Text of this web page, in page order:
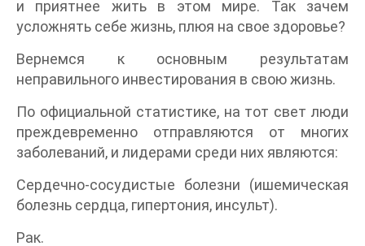
и приятнее жить в этом мире. Так зачем
усложнять себе жизнь, плюя на свое здоровье?
Вернемся к основным результатам
неправильного инвестирования в свою жизнь.
По официальной статистике, на тот свет люди
преждевременно отправляются от многих
заболеваний, и лидерами среди них являются:
Сердечно-сосудистые болезни (ишемическая
болезнь сердца, гипертония, инсульт).
Рак.